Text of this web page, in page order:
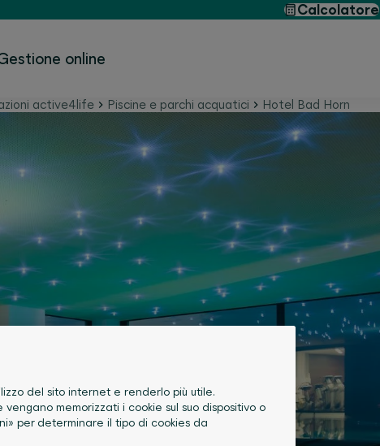
Calcolatore
online
active4life Piscine e parchi acquatici Hotel Bad Horn
del sito internet e renderlo più utile.
memorizzati i cookie sul suo dispositivo o
per determinare il tipo di cookies da